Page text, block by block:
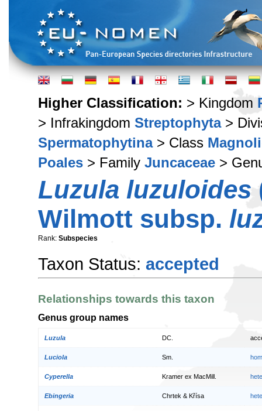
Higher Classification: > Kingdom
> Infrakingdom Streptophyta>
Spermatophytina> Class
Poales > Family Juncaceae >
Luzula luzuloides
Wilmott subsp.
Rank: Subspecies
Taxon Status: accepted
Relationships towards this taxon
Genus group names
Luzula DC.
Luciola Sm.
Cyperella Kramer ex MacMill.
Ebingeria Chrtek & Křísa